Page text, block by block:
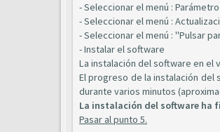
- Seleccionar el menú : Parámetro
- Seleccionar el menú :
- Seleccionar el menú : "Pulsar
- Instalar el software
La instalación del software en el
El progreso de la instalación del
durante varios minutos
La instalación del software ha
Pasar al punto 5.